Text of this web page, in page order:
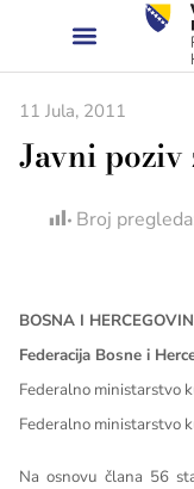
11 Jula, 2011
Javni poziv
Broj
BOSNA I
Federacija Bosne i
Federalno ministarstvo
Federalno ministarstvo
Na osnovu člana 56